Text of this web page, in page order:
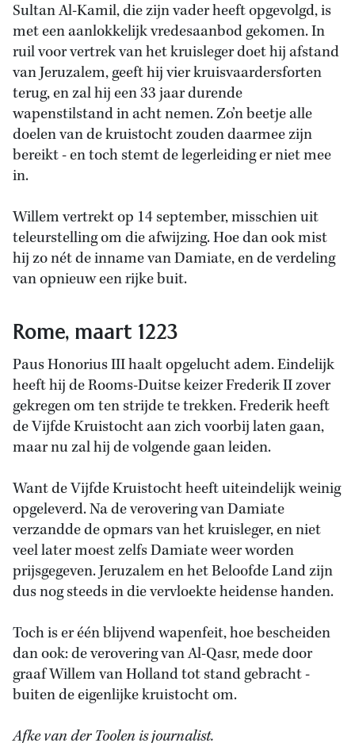
Sultan Al-Kamil, die zijn vader heeft opgevolgd, is
met een aanlokkelijk vredesaanbod gekomen. In
ruil voor vertrek van het kruisleger doet hij afstand
van Jeruzalem, geeft hij vier kruisvaardersforten
terug, en zal hij een 33 jaar durende
wapenstilstand in acht nemen. Zo’n beetje alle
doelen van de kruistocht zouden daarmee zijn
bereikt - en toch stemt de legerleiding er niet mee
in.
Willem vertrekt op 14 september, misschien uit
teleurstelling om die afwijzing. Hoe dan ook mist
hij zo nét de inname van Damiate, en de verdeling
van opnieuw een rijke buit.
Rome, maart 1223
Paus Honorius III haalt opgelucht adem. Eindelijk
heeft hij de Rooms-Duitse keizer Frederik II zover
gekregen om ten strijde te trekken. Frederik heeft
de Vijfde Kruistocht aan zich voorbij laten gaan,
maar nu zal hij de volgende gaan leiden.
Want de Vijfde Kruistocht heeft uiteindelijk weinig
opgeleverd. Na de verovering van Damiate
verzandde de opmars van het kruisleger, en niet
veel later moest zelfs Damiate weer worden
prijsgegeven. Jeruzalem en het Beloofde Land zijn
dus nog steeds in die vervloekte heidense handen.
Toch is er één blijvend wapenfeit, hoe bescheiden
dan ook: de verovering van Al-Qasr, mede door
graaf Willem van Holland tot stand gebracht -
buiten de eigenlijke kruistocht om.
Afke van der Toolen is journalist.